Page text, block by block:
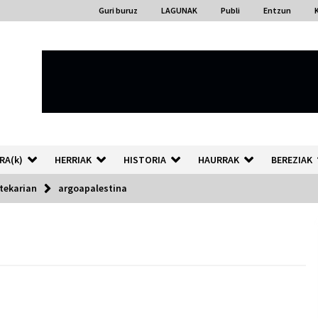
Guri buruz LAGUNAK Publi Entzun
HERRIAK HISTORIA HAURRAK BEREZIAK
argoapalestina